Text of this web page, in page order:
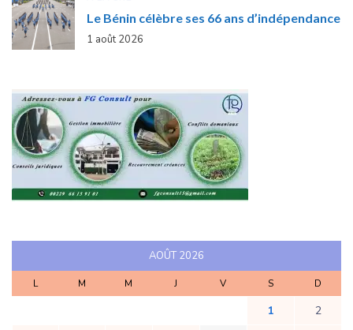
Le Bénin célèbre ses 66 ans d’indépendance
1 août 2026
AOÛT 2026
L M M J V S D
1
2